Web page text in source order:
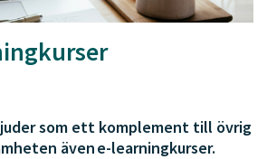
som ett komplement till övrig
även e-learningkurser.